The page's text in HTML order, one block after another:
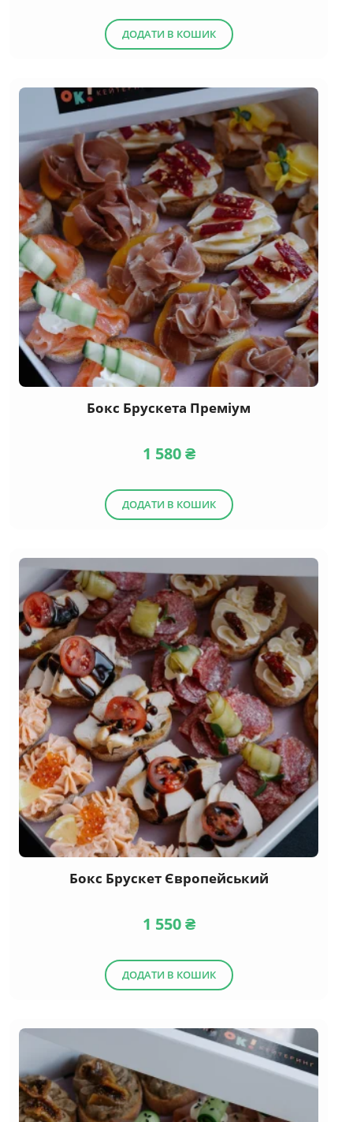
ДОДАТИ В КОШИК
Бокс Брускета Преміум
1 580₴
ДОДАТИ В КОШИК
Бокс Брускет Європейський
1 550₴
ДОДАТИ В КОШИК